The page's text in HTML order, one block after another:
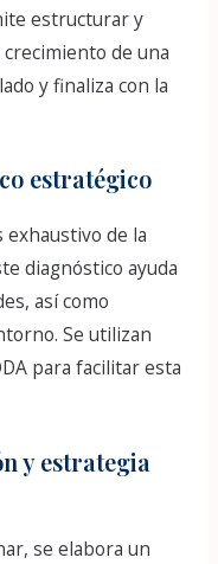
estructurar y
de una
y finaliza con la
estratégico
de la
diagnóstico ayuda
así como
Se utilizan
para facilitar esta
y estrategia
se elabora un